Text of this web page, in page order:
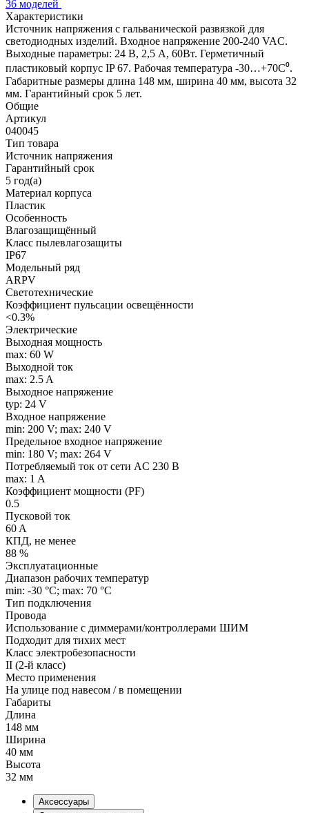
36 моделей
Характеристики
Источник напряжения с гальванической развязкой для
светодиодных изделий. Входное напряжение 200-240 VAC.
Выходные параметры: 24 В, 2,5 А, 60Вт. Герметичный
пластиковый корпус IP 67. Рабочая температура -30…+70C⁰.
Габаритные размеры длина 148 мм, ширина 40 мм, высота 32
мм. Гарантийный срок 5 лет.
Общие
Артикул
040045
Тип товара
Источник напряжения
Гарантийный срок
5 год(а)
Материал корпуса
Пластик
Особенность
Влагозащищённый
Класс пылевлагозащиты
IP67
Модельный ряд
ARPV
Светотехнические
Коэффициент пульсации освещённости
<0.3%
Электрические
Выходная мощность
max: 60 W
Выходной ток
max: 2.5 A
Выходное напряжение
typ: 24 V
Входное напряжение
min: 200 V; max: 240 V
Предельное входное напряжение
min: 180 V; max: 264 V
Потребляемый ток от сети AC 230 В
max: 1 A
Коэффициент мощности (PF)
0.5
Пусковой ток
60 A
КПД, не менее
88 %
Эксплуатационные
Диапазон рабочих температур
min: -30 °C; max: 70 °C
Тип подключения
Провода
Использование с диммерами/контроллерами ШИМ
Подходит для тихих мест
Класс электробезопасности
II (2-й класс)
Место применения
На улице под навесом / в помещении
Габариты
Длина
148 мм
Ширина
40 мм
Высота
32 мм
Аксессуары